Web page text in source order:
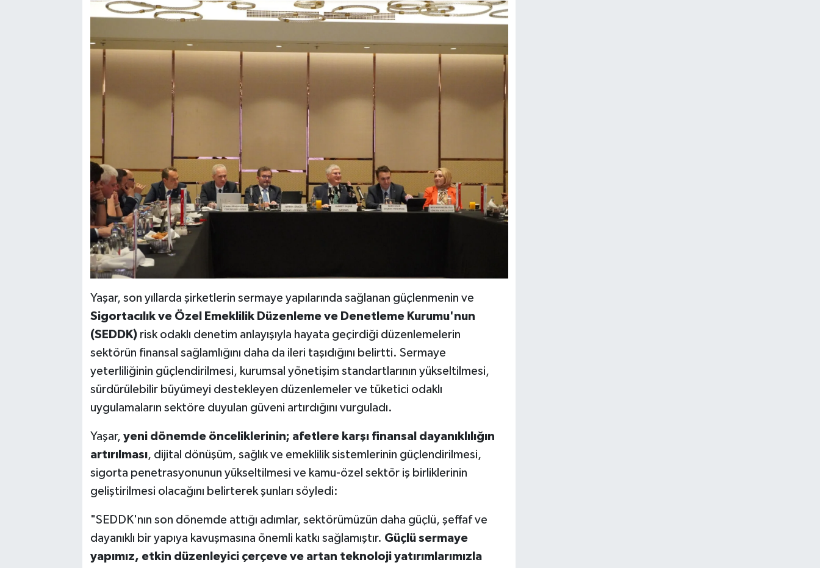
Yaşar, son yıllarda şirketlerin sermaye yapılarında sağlanan güçlenmenin ve
Sigortacılık ve Özel Emeklilik Düzenleme ve Denetleme Kurumu'nun
(SEDDK)risk odaklı denetim anlayışıyla hayata geçirdiği düzenlemelerin
sektörün finansal sağlamlığını daha da ileri taşıdığını belirtti. Sermaye
yeterliliğinin güçlendirilmesi, kurumsal yönetişim standartlarının yükseltilmesi,
sürdürülebilir büyümeyi destekleyen düzenlemeler ve tüketici odaklı
uygulamaların sektöre duyulan güveni artırdığını vurguladı.
Yaşar, yeni dönemde önceliklerinin; afetlere karşı finansal dayanıklılığın
artırılması, dijital dönüşüm, sağlık ve emeklilik sistemlerinin güçlendirilmesi,
sigorta penetrasyonunun yükseltilmesi ve kamu-özel sektör iş birliklerinin
geliştirilmesi olacağını belirterek şunları söyledi:
"SEDDK'nın son dönemde attığı adımlar, sektörümüzün daha güçlü, şeffaf ve
dayanıklı bir yapıya kavuşmasına önemli katkı sağlamıştır. Güçlü sermaye
yapımız, etkin düzenleyici çerçeve ve artan teknoloji yatırımlarımızla